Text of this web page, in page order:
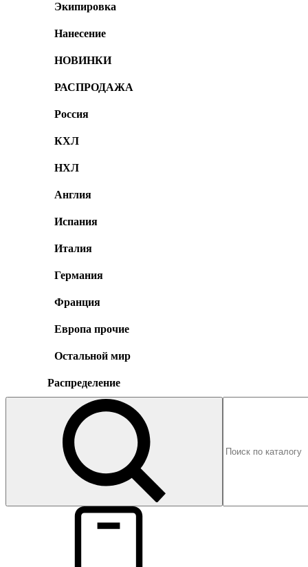
Экипировка
Нанесение
НОВИНКИ
РАСПРОДАЖА
Россия
КХЛ
НХЛ
Англия
Испания
Италия
Германия
Франция
Европа прочие
Остальной мир
Распределение